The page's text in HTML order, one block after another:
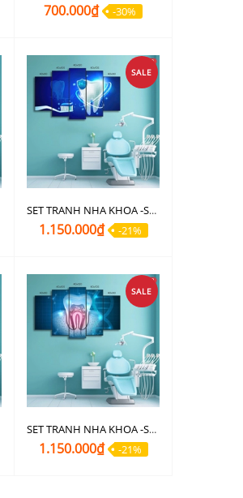
700.000₫ -30%
SALE
SET TRANH NHA KHOA -SET 47B
1.150.000₫ -21%
SALE
SET TRANH NHA KHOA -SET 44B
1.150.000₫ -21%